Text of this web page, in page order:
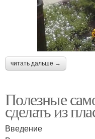
читать дальше →
Полезные
сделать из
Введение